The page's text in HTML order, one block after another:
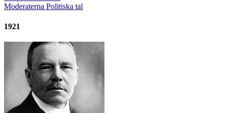
Moderaterna Politiska tal
1921